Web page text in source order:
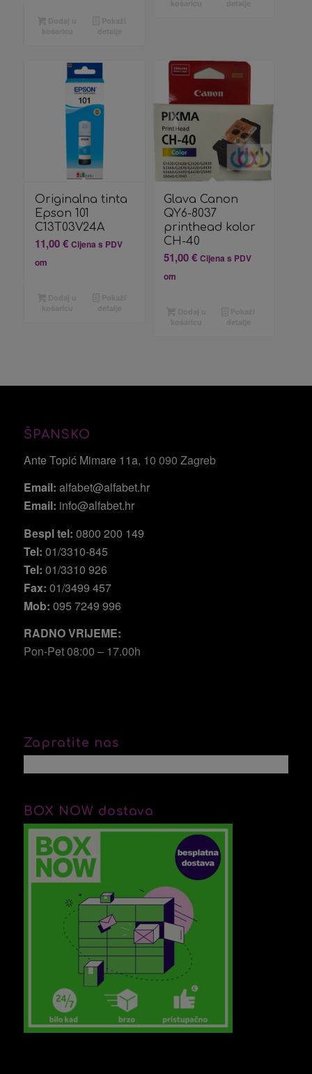
Originalna tinta
Epson 101
C13T03V24A
11,00€ Cijena s PDV
om
Glava Canon
QY6-8037
printhead kolor
CH-40
51,00€ Cijena s PDV
om
ŠPANSKO
Ante Topić Mimare 11a, 10 090 Zagreb
Email: alfabet@alfabet.hr
Email: info@alfabet.hr
Bespl tel: 0800 200 149
Tel: 01/3310-845
Tel: 01/3310 926
Fax: 01/3499 457
Mob: 095 7249 996
RADNO VRIJEME:
Pon-Pet 08:00 – 17.00h
Zapratite nas
BOX NOW dostava